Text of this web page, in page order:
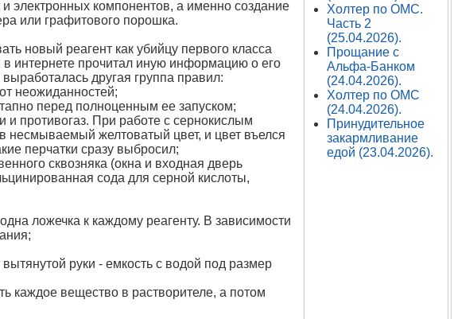
электронных компонентов, а именно создание
или графитового порошка.
новый реагент как убийцу первого класса
в интернете прочитал иную информацию о его
другая группа правил:
неожиданностей;
перед полноценным ее запуском;
и противогаз. При работе с сернокислым
несмываемый желтоватый цвет, и цвет въелся
перчатки сразу выбросил;
сквозняка (окна и входная дверь
сода для серной кислоты,
ложечка к каждому реагенту. В зависимости
руки - емкость с водой под размер
каждое вещество в растворителе, а потом
Холтер по ОМС.
Часть 2
(25.04.2026).
Прощание с
Альфа-Банком
(24.04.2026).
Холтер по ОМС
(24.04.2026).
Принудительное
закармливание
едой (23.04.2026).